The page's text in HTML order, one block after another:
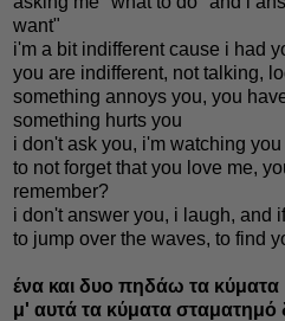
want"
i'm a bit indifferent cause i had
you are indifferent, not talking,
something annoys you, you
something hurts you
i don't ask you, i'm watching
to not forget that you love me,
remember?
i don't answer you, i laugh, and
to jump over the waves, to find
ένα και δυο πηδάω τα κύματα
μ' αυτά τα κύματα σταματημό